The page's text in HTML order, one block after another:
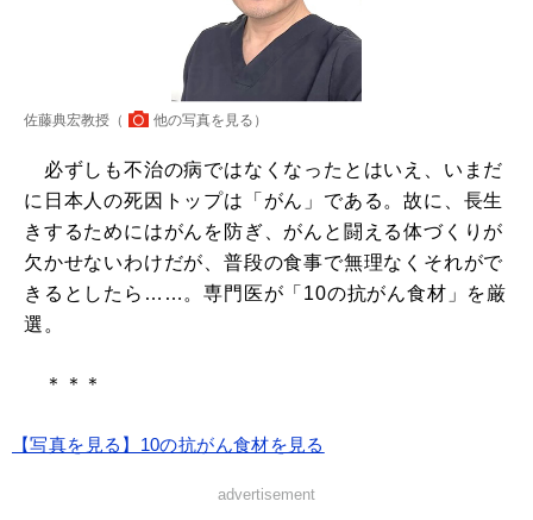
佐藤典宏教授（ 他の写真を見る ）
必ずしも不治の病ではなくなったとはいえ、いまだ
に日本人の死因トップは「がん」である。故に、長生
きするためにはがんを防ぎ、がんと闘える体づくりが
欠かせないわけだが、普段の食事で無理なくそれがで
きるとしたら……。専門医が「10の抗がん食材」を厳
選。
＊＊＊
【写真を見る】10の抗がん食材を見る
advertisement